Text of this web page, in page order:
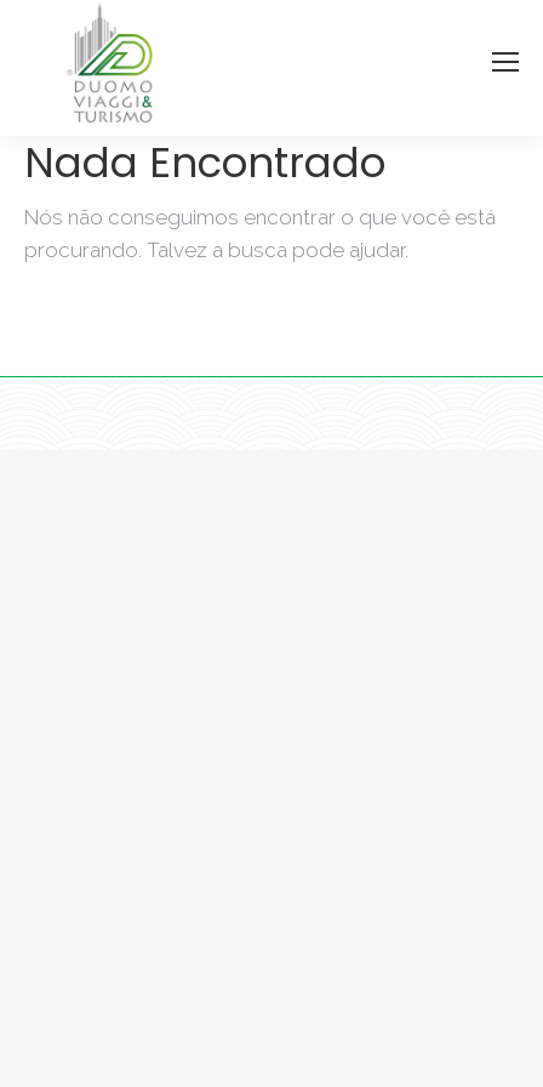
Nada Encontrado
Nós não conseguimos encontrar o que você está
procurando. Talvez a busca pode ajudar.